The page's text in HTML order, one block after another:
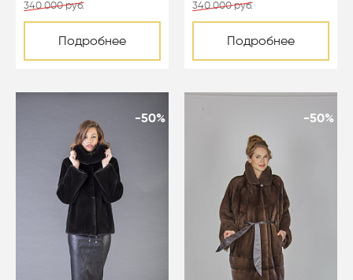
340 000 руб.
Подробнее
340 000 руб.
Подробнее
-50% -50%